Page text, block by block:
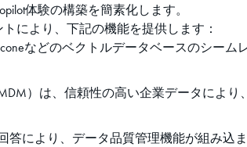
体験の構築を簡素化します。
により、下記の機能を提供します：
などのベクトルデータベースのシー
）は、信頼性の高い企業データにより
により、データ品質管理機能が組み込ま